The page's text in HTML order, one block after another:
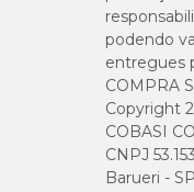
podendo
entregues
COMPRA
Copyright
COBASI
CNPJ
Barueri -